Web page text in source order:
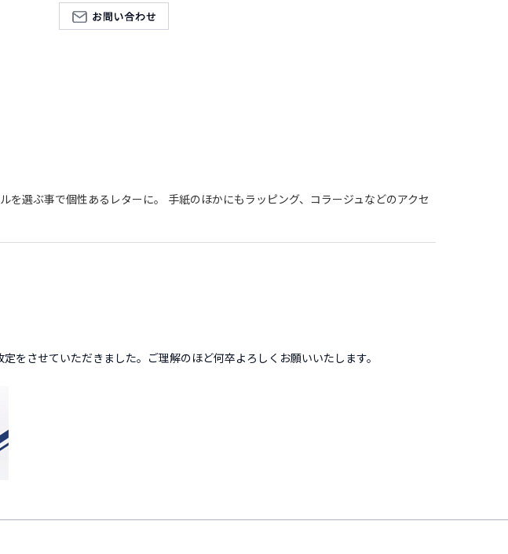
選ぶ事で個性あるレターに。 手紙のほかにもラッピング、コラージュなどのアクセ
させていただきました。ご理解のほど何卒よろしくお願いいたします。